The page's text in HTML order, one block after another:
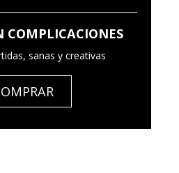
COMPLICACIONES
sanas y creativas